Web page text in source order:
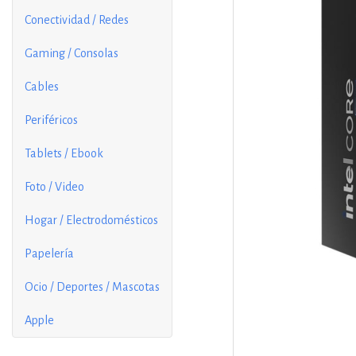
Conectividad / Redes
Gaming / Consolas
Cables
Periféricos
Tablets / Ebook
Foto / Video
Hogar / Electrodomésticos
Papelería
Ocio / Deportes / Mascotas
Apple